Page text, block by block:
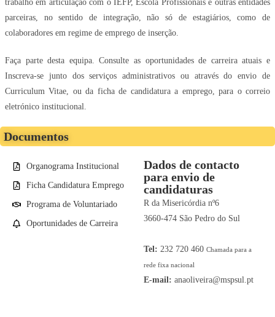
trabalho em articulação com o IEFP, Escola Profissionais e outras entidades
parceiras, no sentido de integração, não só de estagiários, como de
colaboradores em regime de emprego de inserção.
Faça parte desta equipa. Consulte as oportunidades de carreira atuais e
Inscreva-se junto dos serviços administrativos ou através do envio de
Curriculum Vitae, ou da ficha de candidatura a emprego, para o correio
eletrónico institucional.
Documentos
Organograma Institucional
Ficha Candidatura Emprego
Programa de Voluntariado
Oportunidades de Carreira
Dados de contacto
para envio de
candidaturas
R da Misericórdia nº6
3660-474 São Pedro do Sul
Tel: 232 720 460 Chamada para a
rede fixa nacional
E-mail: anaoliveira@mspsul.pt